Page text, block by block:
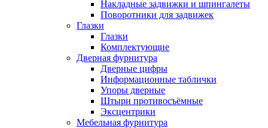
Накладные задвижки и шпингалеты
Поворотники для задвижек
Глазки
Глазки
Комплектующие
Дверная фурнитура
Дверные цифры
Информационные таблички
Упоры дверные
Штыри противосъёмные
Эксцентрики
Мебельная фурнитура